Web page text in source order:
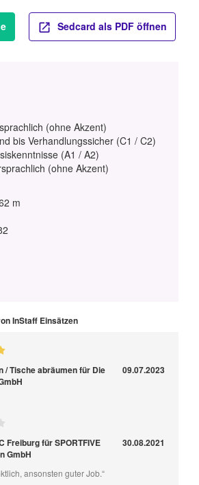
Sedcard als PDF öffnen
(ohne Akzent)
bis Verhandlungssicher (C1 / C2)
(A1 / A2)
(ohne Akzent)
m
InStaff Einsätzen
/ Tische abräumen für Die
09.07.2023
Freiburg für SPORTFIVE
GmbH
30.08.2021
ansonsten guter Job.“